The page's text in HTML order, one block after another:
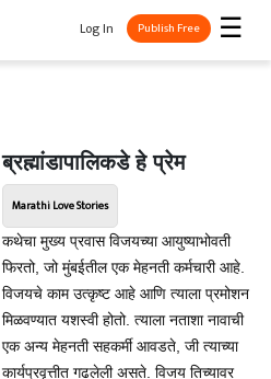
☰
Log In Publish Free
ब्रह्मांडापालिकडे हे प्रेम
Marathi Love Stories
कथेचा मुख्य प्रवास विजयच्या आयुष्याभोवती
फिरतो, जो मुंबईतील एक मेहनती कर्मचारी आहे.
विजयचे काम उत्कृष्ट आहे आणि त्याला प्रमोशन
मिळवण्यात यशस्वी होतो. त्याला नताशा नावाची
एक अन्य मेहनती सहकर्मी आवडते, जी त्याच्या
कार्यप्रवृत्तीत गढलेली असते. विजय तिच्यावर